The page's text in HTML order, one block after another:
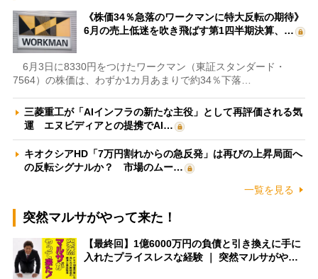
《株価34％急落のワークマンに特大反転の期待》
6月の売上低迷を吹き飛ばす第1四半期決算、…
6月3日に8330円をつけたワークマン（東証スタンダード・
7564）の株価は、わずか1カ月あまりで約34％下落…
三菱重工が「AIインフラの新たな主役」として再評価される気
運 エヌビディアとの提携でAI…
キオクシアHD「7万円割れからの急反発」は再びの上昇局面へ
の反転シグナルか？ 市場のムー…
一覧を見る
突然マルサがやって来た！
【最終回】1億6000万円の負債と引き換えに手に
入れたプライスレスな経験 ｜ 突然マルサがや…